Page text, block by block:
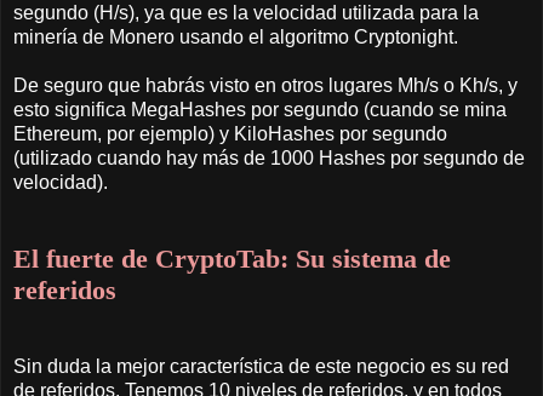
segundo (H/s), ya que es la velocidad utilizada para la
minería de Monero usando el algoritmo Cryptonight.
De seguro que habrás visto en otros lugares Mh/s o Kh/s, y
esto significa MegaHashes por segundo (cuando se mina
Ethereum, por ejemplo) y KiloHashes por segundo
(utilizado cuando hay más de 1000 Hashes por segundo de
velocidad).
El fuerte de CryptoTab: Su sistema de
referidos
Sin duda la mejor característica de este negocio es su red
de referidos. Tenemos 10 niveles de referidos, y en todos